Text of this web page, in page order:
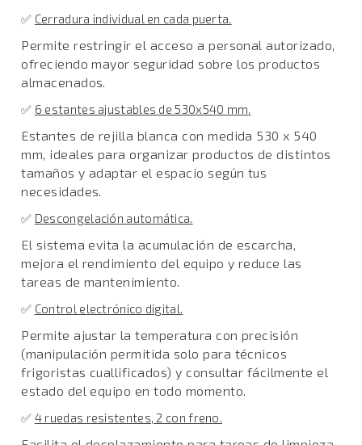
✅ Cerradura individual en cada puerta.
Permite restringir el acceso a personal autorizado,
ofreciendo mayor seguridad sobre los productos
almacenados.
✅ 6 estantes ajustables de 530x540 mm.
Estantes de rejilla blanca con medida 530 x 540
mm, ideales para organizar productos de distintos
tamaños y adaptar el espacio según tus
necesidades.
✅ Descongelación automática.
El sistema evita la acumulación de escarcha,
mejora el rendimiento del equipo y reduce las
tareas de mantenimiento.
✅ Control electrónico digital.
Permite ajustar la temperatura con precisión
(manipulación permitida solo para técnicos
frigoristas cuallificados) y consultar fácilmente el
estado del equipo en todo momento.
✅ 4 ruedas resistentes, 2 con freno.